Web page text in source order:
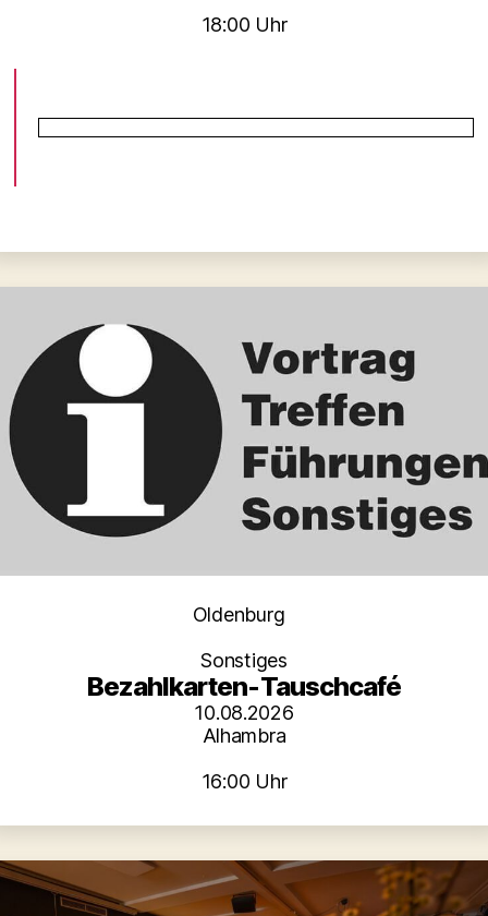
18:00 Uhr
Kategorien
Oldenburg
Sonstiges
Bezahlkarten-Tauschcafé
10.08.2026
Alhambra
16:00 Uhr